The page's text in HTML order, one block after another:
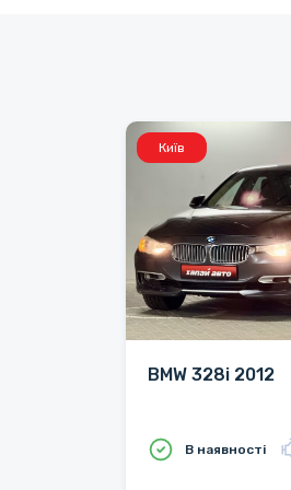
Київ
BMW 328i 2012
В наявності